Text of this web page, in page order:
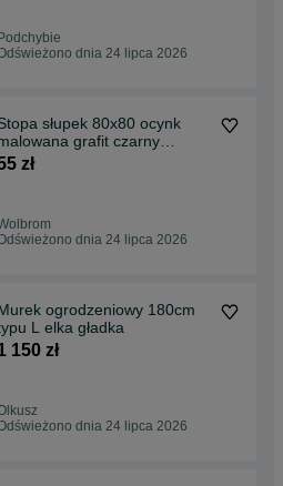
Podchybie
dnia 24 lipca 2026
słupek 80x80 ocynk
grafit czarny
przykręcana
zł
dnia 24 lipca 2026
ogrodzeniowy 180cm
L elka gładka
150 zł
dnia 24 lipca 2026